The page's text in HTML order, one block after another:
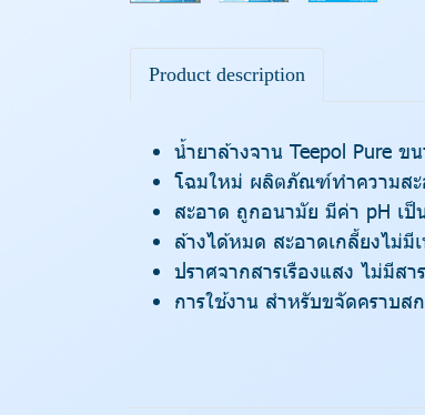
Product description
น้ำยาล้างจาน Teepol Pure ข
โฉมใหม่ ผลิตภัณฑ์ทำความสะ
สะอาด ถูกอนามัย มีค่า pH เ
ล้างได้หมด สะอาดเกลี้ยงไม่
ปราศจากสารเรืองแสง ไม่มีส
การใช้งาน สำหรับขจัดคราบส